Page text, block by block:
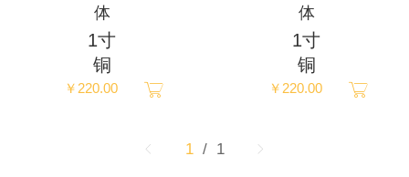
Español
ພາສາລາວ
体
1寸
铜
￥220.00
体
1寸
铜
￥220.00
1 / 1